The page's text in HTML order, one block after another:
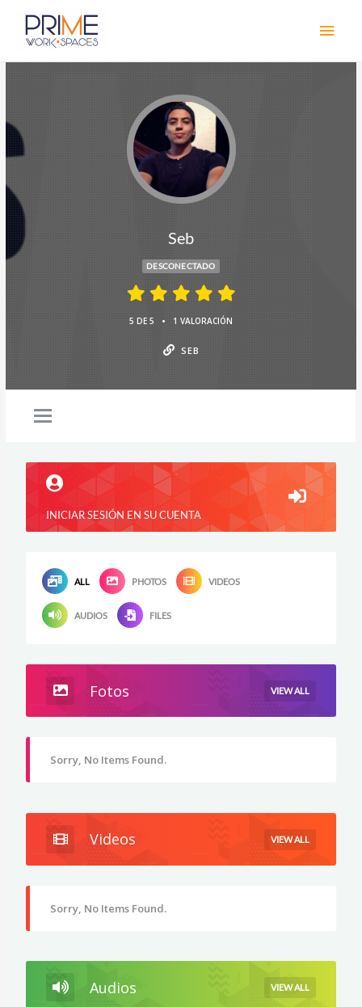
Seb
DESCONECTADO
5 DE 5 • 1 VALORACIÓN
SEB
INICIAR SESIÓN EN SU CUENTA
ALL PHOTOS VIDEOS
AUDIOS FILES
Fotos VIEW ALL
Sorry, No Items Found.
Videos VIEW ALL
Sorry, No Items Found.
Audios VIEW ALL